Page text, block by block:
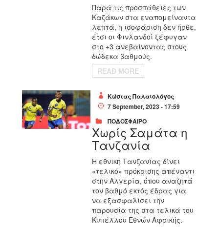
Παρά τις προσπάθειες των
Καζάκων στα εναπομείναντα
λεπτά, η ισοφάριση δεν ήρθε,
έτσι οι Φινλανδοί ξέφυγαν
στο +3 ανεβαίνοντας στους
δώδεκα βαθμούς.
READ MORE
Κώστας Παλαιολόγος
7 September, 2023 - 17:59
ΠΟΔΟΣΦΑΙΡΟ
Χωρίς Σαμάτα η
Τανζανία
Η εθνική Τανζανίας δίνει
«τελικό» πρόκρισης απέναντι
στην Αλγερία, όπου αναζητά
τον βαθμό εκτός έδρας για
να εξασφαλίσει την
παρουσία της στα τελικά του
Κυπέλλου Εθνών Αφρικής.